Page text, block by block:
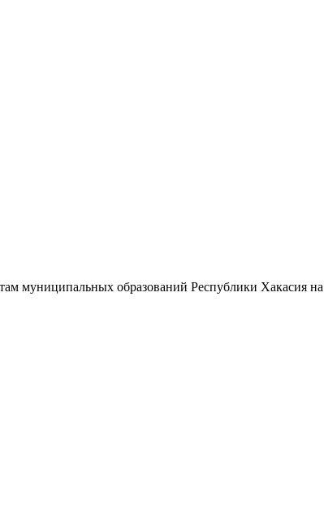
муниципальных образований Республики Хакасия на